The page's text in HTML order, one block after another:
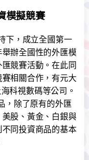
模擬競賽
下，成立全國第一
辦全國性的外匯模
競賽活動。在此同
相關合作，有元大
科視數碼等公司。
，除了原有的外匯
股、黃金、白銀與
同投資商品的基本